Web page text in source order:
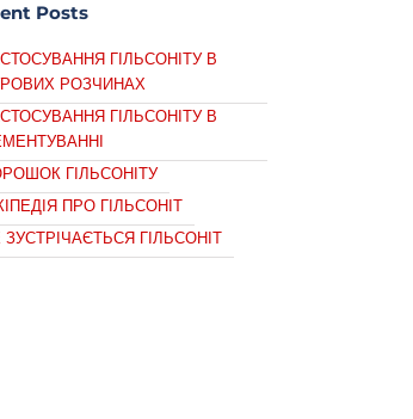
Posts
ГІЛЬСОНІТУ В
РОЗЧИНАХ
ГІЛЬСОНІТУ В
ГІЛЬСОНІТУ
ПРО ГІЛЬСОНІТ
ЗУСТРІЧАЄТЬСЯ ГІЛЬСОНІТ